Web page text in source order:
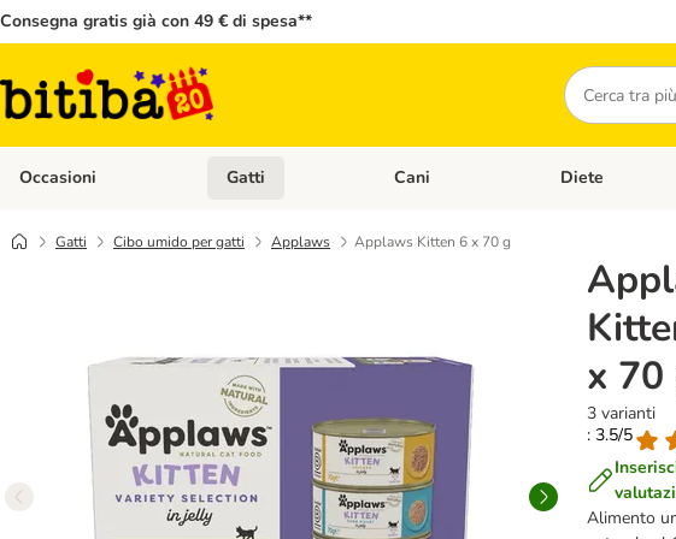
Consegna gratis già con 49 € di spesa**
Cerca
Occasioni Apri Menù Categoria: Occasioni
Gatti Apri Menù Categoria: Gatti
Cani Apri Menù
Diete
Gatti Cibo umido per gatti Applaws Applaws Kitten 6 x 70 g
x 70
3 varianti
: 3.5/5
Alimento